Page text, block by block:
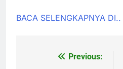
BACA SELENGKAPNYA DI..
Previous: